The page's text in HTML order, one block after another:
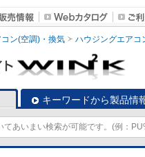
ン(空調)・換気 ハウジングエアコ
キーワードから製品情